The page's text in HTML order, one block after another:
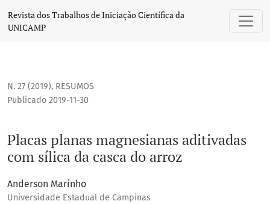
Placas planas magnesianas aditivadas com sílica da casca
Revista dos Trabalhos de Iniciação Científica da
UNICAMP
N. 27 (2019), RESUMOS
Placas planas magnesianas aditivadas
com sílica da casca do arroz
Publicado 2019-11-30
Anderson Marinho
Universidade Estadual de Campinas